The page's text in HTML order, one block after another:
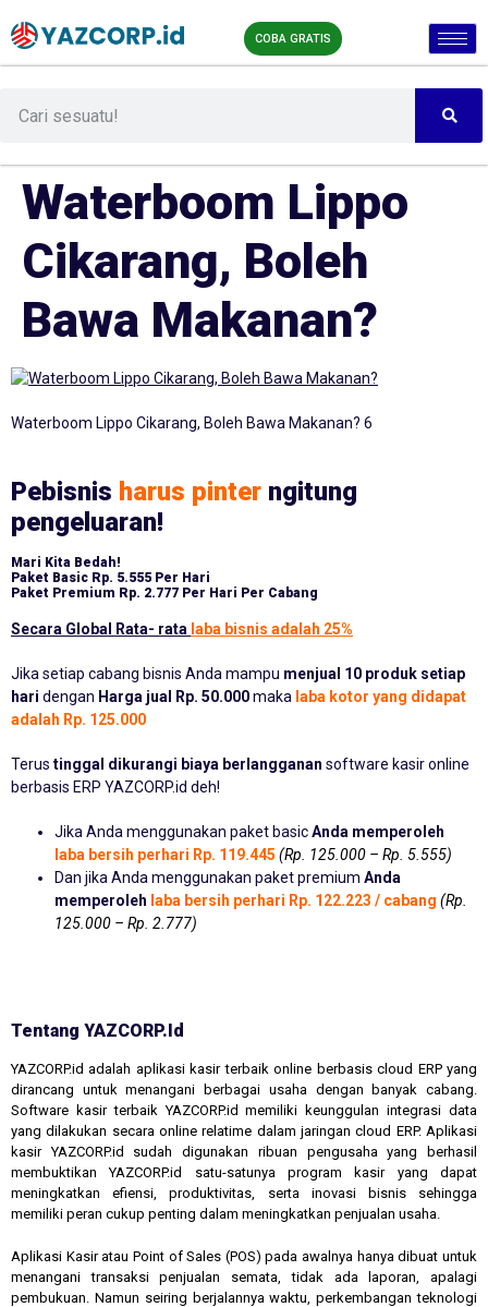
COBA GRATIS
Waterboom Lippo
Cikarang, Boleh
Bawa Makanan?
Waterboom Lippo Cikarang, Boleh Bawa Makanan? 6
Pebisnis harus pinter ngitung
pengeluaran!
Mari Kita Bedah!
Paket Basic Rp. 5.555 Per Hari
Paket Premium Rp. 2.777 Per Hari Per Cabang
Secara Global Rata- rata laba bisnis adalah 25%
Jika setiap cabang bisnis Anda mampu menjual 10 produk setiap
hari dengan Harga jual Rp. 50.000maka laba kotor yang didapat
adalah Rp. 125.000
Terus tinggal dikurangi biaya berlangganan software kasir online
berbasis ERP YAZCORP.id deh!
Jika Anda menggunakan paket basicAnda memperoleh
laba bersih perhari Rp. 119.445 (Rp. 125.000 – Rp. 5.555)
Dan jika Anda menggunakan paket premium Anda
memperoleh laba bersih perhari Rp. 122.223 / cabang (Rp.
125.000 – Rp. 2.777)
Tentang YAZCORP.id
YAZCORP.id adalah aplikasi kasir terbaik online berbasis cloud ERP yang
dirancang untuk menangani berbagai usaha dengan banyak cabang.
Software kasir terbaik YAZCORP.id memiliki keunggulan integrasi data
yang dilakukan secara online relatime dalam jaringan cloud ERP. Aplikasi
kasir YAZCORP.id sudah digunakan ribuan pengusaha yang berhasil
membuktikan YAZCORP.id satu-satunya program kasir yang dapat
meningkatkan efiensi, produktivitas, serta inovasi bisnis sehingga
memiliki peran cukup penting dalam meningkatkan penjualan usaha.
Aplikasi Kasir atau Point of Sales (POS) pada awalnya hanya dibuat untuk
menangani transaksi penjualan semata, tidak ada laporan, apalagi
pembukuan. Namun seiring berjalannya waktu, perkembangan teknologi